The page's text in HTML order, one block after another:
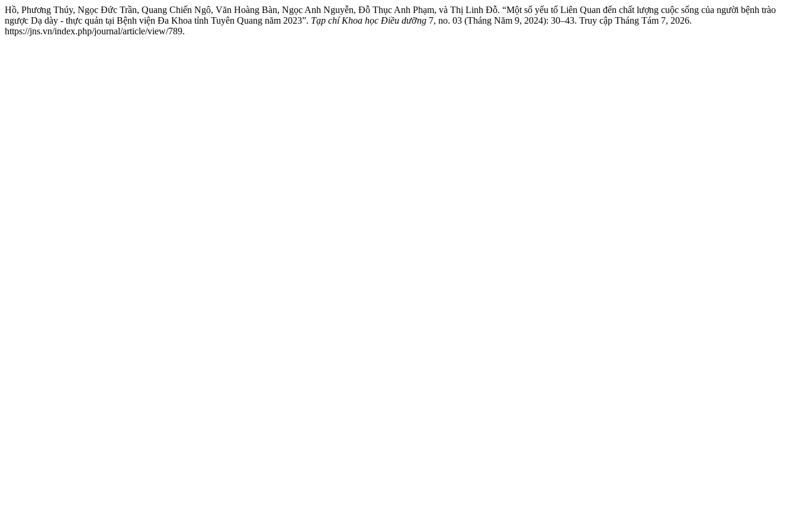
Hồ, Phương Thúy, Ngọc Đức Trần, Quang Chiến Ngô, Văn Hoàng Bàn, Ngọc Anh Nguyễn, Đỗ Thục Anh Phạm, và Thị Linh Đỗ. “Một số yếu tố Liên Quan đến chất lượng cuộc sống của người bệnh trào
ngược Dạ dày - thực quản tại Bệnh viện Đa Khoa tỉnh Tuyên Quang năm 2023”. Tạp chí Khoa học Điều dưỡng 7, no. 03 (Tháng Năm 9, 2024): 30–43. Truy cập Tháng Tám 7, 2026.
https://jns.vn/index.php/journal/article/view/789.